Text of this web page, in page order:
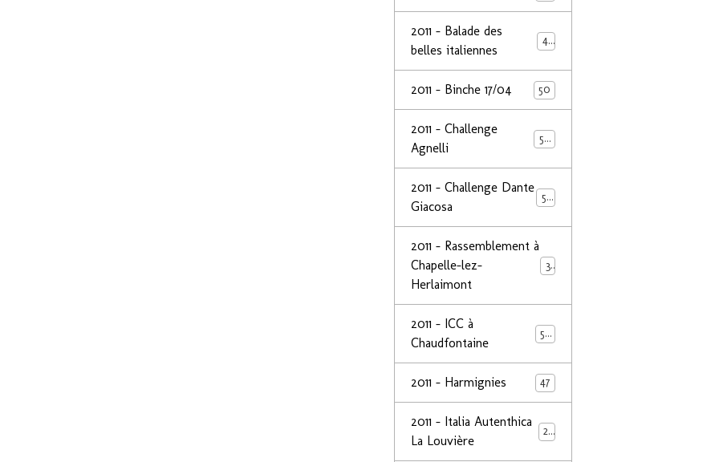
2011 - Balade des
belles italiennes
49
2011 - Binche 17/04 50
2011 - Challenge
Agnelli
50
2011 - Challenge Dante
Giacosa
50
2011 - Rassemblement à
Chapelle-lez-
Herlaimont
32
2011 - ICC à
Chaudfontaine
50
2011 - Harmignies 47
2011 - Italia Autenthica
La Louvière
23